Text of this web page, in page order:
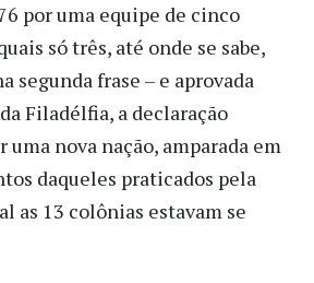
por uma equipe de cinco
só três, até onde se sabe,
segunda frase – e aprovada
Filadélfia, a declaração
nova nação, amparada em
daqueles praticados pela
as 13 colônias estavam se